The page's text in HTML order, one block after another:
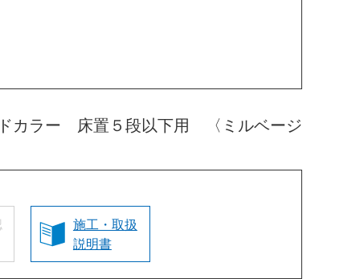
カラー 床置５段以下用 〈ミルベージ
施工・取扱
説明書